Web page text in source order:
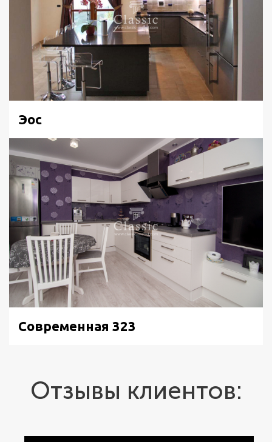
Эос
Современная 323
Отзывы клиентов: